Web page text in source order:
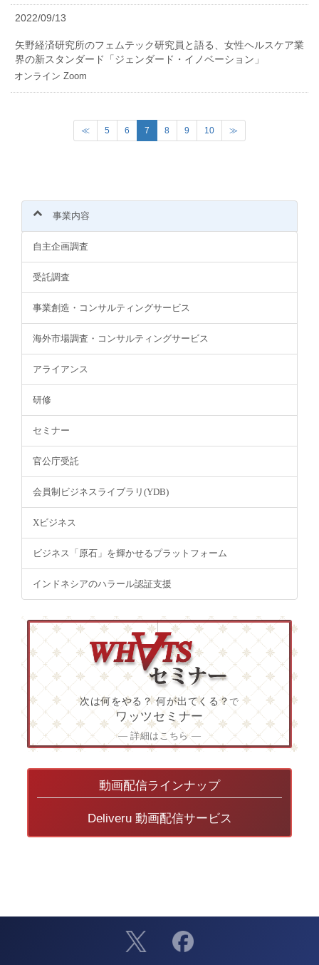
2022/09/13
矢野経済研究所のフェムテック研究員と語る、女性ヘルスケア業
界の新スタンダード「ジェンダード・イノベーション」
オンライン Zoom
≪ 5 6 7
c
)
8 9 10 ≫
事業内容
自主企画調査
受託調査
事業創造・コンサルティングサービス
海外市場調査・コンサルティングサービス
アライアンス
研修
セミナー
官公庁受託
会員制ビジネスライブラリ(YDB)
Xビジネス
ビジネス「原石」を輝かせるプラットフォーム
インドネシアのハラール認証支援
次は何をやる？ 何が出てくる？ で
ワッツセミナー
― 詳細はこちら ―
動画配信ラインナップ
Deliveru 動画配信サービス